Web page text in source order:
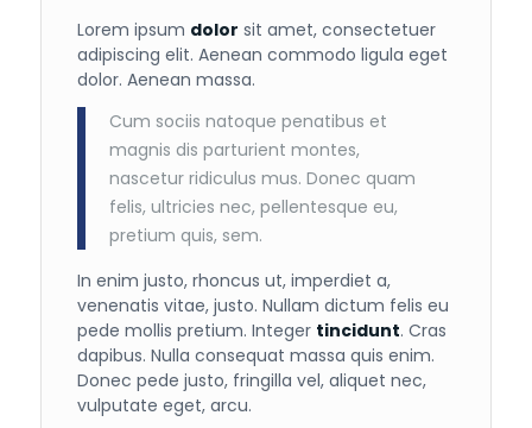
Lorem ipsum dolor sit amet, consectetuer
adipiscing elit. Aenean commodo ligula eget
dolor. Aenean massa.
Cum sociis natoque penatibus et
magnis dis parturient montes,
nascetur ridiculus mus. Donec quam
felis, ultricies nec, pellentesque eu,
pretium quis, sem.
In enim justo, rhoncus ut, imperdiet a,
venenatis vitae, justo. Nullam dictum felis eu
pede mollis pretium. Integer tincidunt. Cras
dapibus. Nulla consequat massa quis enim.
Donec pede justo, fringilla vel, aliquet nec,
vulputate eget, arcu.